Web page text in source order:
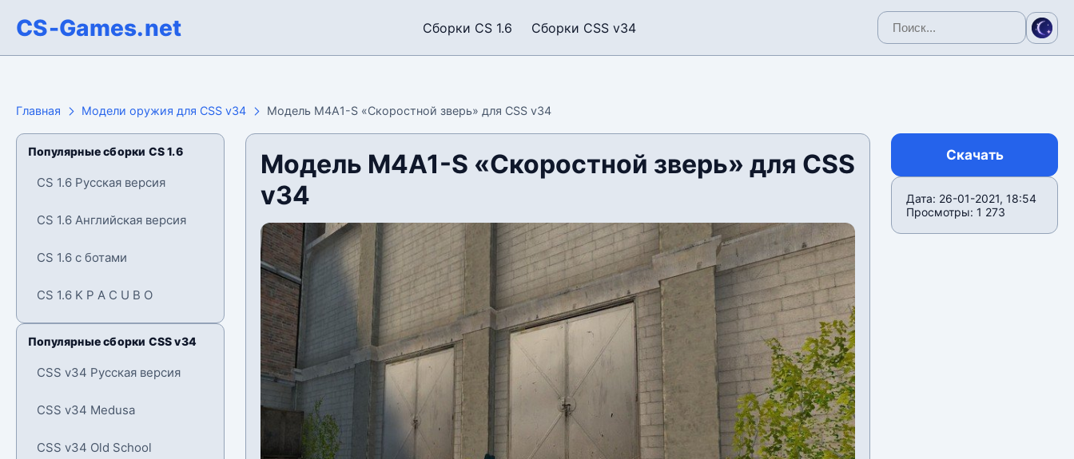
CS-Games.net Сборки CS 1.6 Сборки CSS v34
Главная Модели оружия для CSS v34 Модель M4A1-S «Скоростной зверь» для CSS v34
Популярные сборки CS 1.6
CS 1.6 Русская версия
CS 1.6 Английская версия
CS 1.6 с ботами
CS 1.6 K P A C U B O
Популярные сборки CSS v34
CSS v34 Русская версия
CSS v34 Medusa
CSS v34 Old School
Модель M4A1-S «Скоростной зверь» для CSS
v34
Скачать
Дата: 26-01-2021, 18:54
Просмотры: 1 273